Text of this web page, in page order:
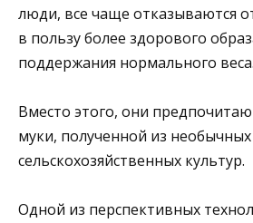
люди, все чаще отказываются
в пользу более здорового
поддержания нормального веса.
Вместо этого, они
муки, полученной из необычных
сельскохозяйственных культур.
Одной из перспективных